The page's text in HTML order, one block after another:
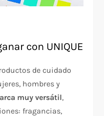
con UNIQUE
de cuidado
hombres y
muy versátil,
fragancias,